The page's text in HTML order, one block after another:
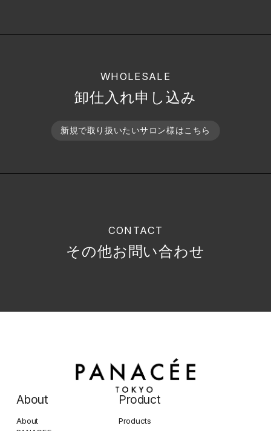
WHOLESALE
卸仕入れ申し込み
新規で取り扱いたいサロン様はこちら
CONTACT
その他お問い合わせ
About
About
Product
Products